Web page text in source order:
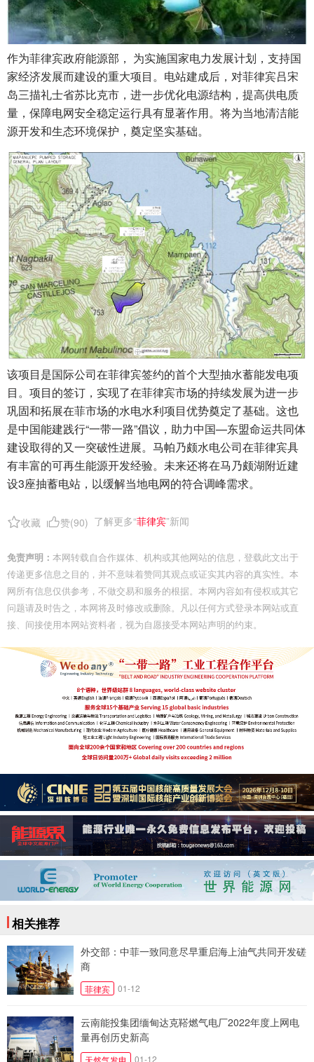
作为菲律宾政府能源部， 为实施国家电力发展计划，支持国
家经济发展而建设的重大项目。电站建成后，对菲律宾吕宋
岛三描礼士省苏比克市，进一步优化电源结构，提高供电质
量，保障电网安全稳定运行具有显著作用。将为当地清洁能
源开发和生态环境保护，奠定坚实基础。
该项目是国际公司在菲律宾签约的首个大型抽水蓄能发电项
目。项目的签订，实现了在菲律宾市场的持续发展为进一步
巩固和拓展在菲市场的水电水利项目优势奠定了基础。这也
是中国能建践行“一带一路”倡议，助力中国—东盟命运共同体
建设取得的又一突破性进展。马帕乃颇水电公司在菲律宾具
有丰富的可再生能源开发经验。未来还将在马乃颇湖附近建
设3座抽蓄电站，以缓解当地电网的符合调峰需求。
收藏 赞(90) 了解更多“菲律宾”新闻
免责声明： 本网转载自合作媒体、机构或其他网站的信息，登载此文出于
传递更多信息之目的，并不意味着赞同其观点或证实其内容的真实性。本
网所有信息仅供参考，不做交易和服务的根据。本网内容如有侵权或其它
问题请及时告之，本网将及时修改或删除。凡以任何方式登录本网站或直
接、间接使用本网站资料者，视为自愿接受本网站声明的约束。
相关推荐
外交部：中菲一致同意尽早重启海上油气共同开发磋
商
菲律宾 01-12
云南能投集团缅甸达克鞳燃气电厂2022年度上网电
量再创历史新高
天然气发电 01-12